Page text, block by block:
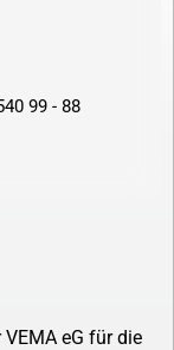
99 - 88
eG für die